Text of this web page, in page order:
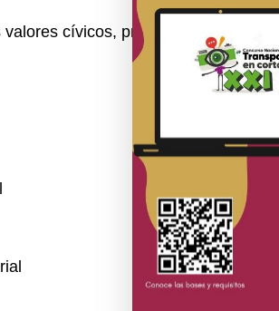
cívicos, promoción lectora y